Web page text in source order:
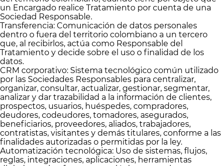
un Encargado realice Tratamiento por cuenta de una
Sociedad Responsable.
Transferencia: Comunicación de datos personales
dentro o fuera del territorio colombiano a un tercero
que, al recibirlos, actúa como Responsable del
Tratamiento y decide sobre el uso o finalidad de los
datos.
CRM corporativo: Sistema tecnológico común utilizado
por las Sociedades Responsables para centralizar,
organizar, consultar, actualizar, gestionar, segmentar,
analizar y dar trazabilidad a la información de clientes,
prospectos, usuarios, huéspedes, compradores,
deudores, codeudores, tomadores, asegurados,
beneficiarios, proveedores, aliados, trabajadores,
contratistas, visitantes y demás titulares, conforme a las
finalidades autorizadas o permitidas por la ley.
Automatización tecnológica: Uso de sistemas, flujos,
reglas, integraciones, aplicaciones, herramientas